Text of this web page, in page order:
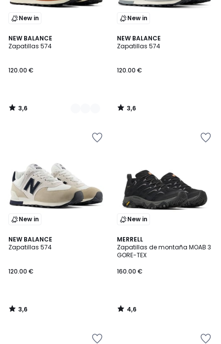
New in
NEW BALANCE
Zapatillas 574
120.00 €
3,6
/ 5
2
Colores
3,6
/
New in
NEW BALANCE
Zapatillas 574
120.00 €
3,6
/ 5
3,6
/
New in
NEW BALANCE
Zapatillas 574
120.00 €
3,6
/ 5
3,6
/
New in
MERRELL
Zapatillas de montaña MOAB 3
GORE-TEX
160.00 €
4,6
/ 5
4,6
/